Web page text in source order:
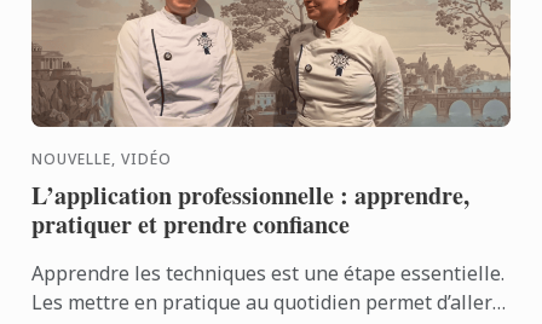
NOUVELLE, VIDÉO
L’application professionnelle : apprendre,
pratiquer et prendre confiance
Apprendre les techniques est une étape essentielle.
Les mettre en pratique au quotidien permet d’aller